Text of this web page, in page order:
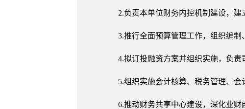
2.负责本单位财务内控机制建设，建
3.推行全面预算管理工作，组织编制
4.拟订投融资方案并组织实施，负责
5.组织实施会计核算、税务管理、会
6.推动财务共享中心建设，深化业财